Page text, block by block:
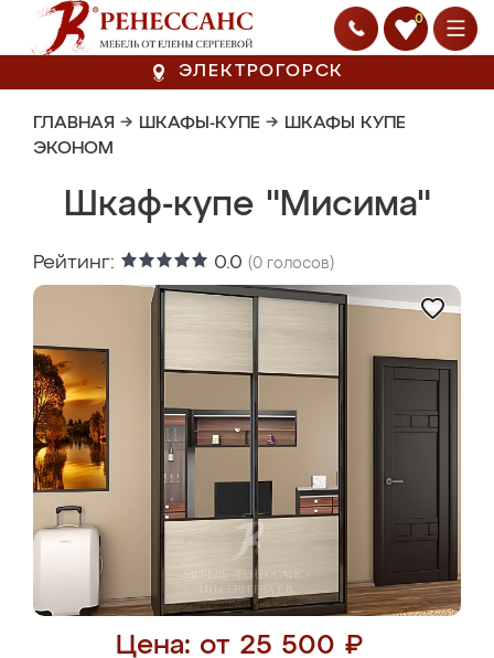
0
ЭЛЕКТРОГОРСК
ГЛАВНАЯ → ШКАФЫ-КУПЕ → ШКАФЫ КУПЕ
ЭКОНОМ
Шкаф-купе "Мисима"
Рейтинг: 0.0 (0 голосов)
Цена: от 25 500 ₽